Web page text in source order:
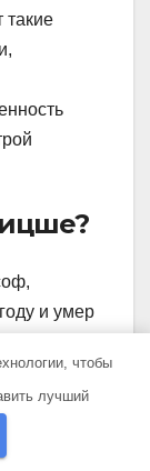
такие
и умер
и чтобы
лучший